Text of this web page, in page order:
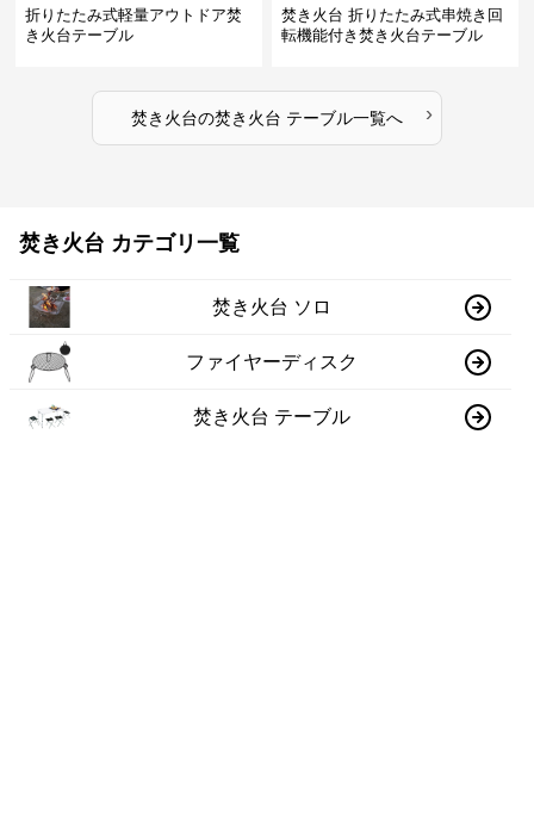
折りたたみ式軽量アウトドア焚
き火台テーブル
焚き火台 折りたたみ式串焼き回
転機能付き焚き火台テーブル
焚き火台の焚き火台 テーブル一覧へ ›
焚き火台 カテゴリ一覧
焚き火台 ソロ
ファイヤーディスク
焚き火台 テーブル